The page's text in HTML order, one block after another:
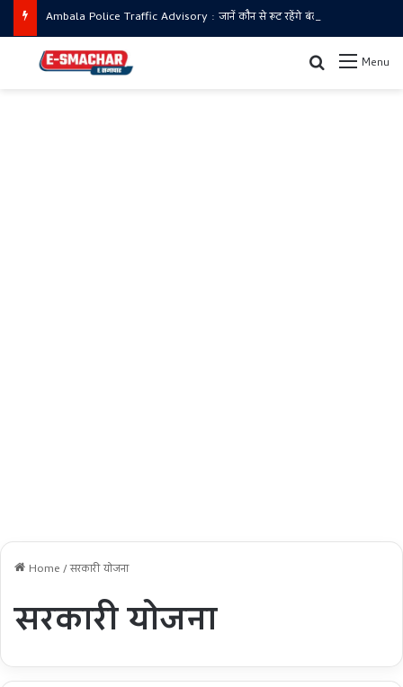
Menu
Search for
Home/सरकारी योजना
सरकारी योजना